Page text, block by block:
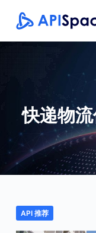
跳
过
内
快递物
API 推荐